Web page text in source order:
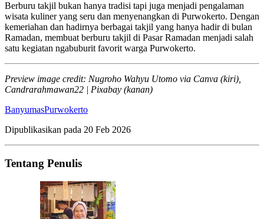
Berburu takjil bukan hanya tradisi tapi juga menjadi pengalaman
wisata kuliner yang seru dan menyenangkan di Purwokerto. Dengan
kemeriahan dan hadirnya berbagai takjil yang hanya hadir di bulan
Ramadan, membuat berburu takjil di Pasar Ramadan menjadi salah
satu kegiatan ngabuburit favorit warga Purwokerto.
Preview image credit: Nugroho Wahyu Utomo via Canva (kiri),
Candrarahmawan22 | Pixabay (kanan)
BanyumasPurwokerto
Dipublikasikan pada 20 Feb 2026
Tentang Penulis